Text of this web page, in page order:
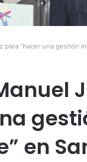
para “hacer una gestión
en